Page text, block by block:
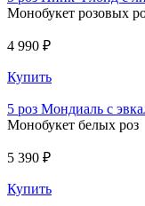
Монобукет розовых
4 990 ₽
Купить
5 роз Мондиаль с
Монобукет белых роз
5 390 ₽
Купить